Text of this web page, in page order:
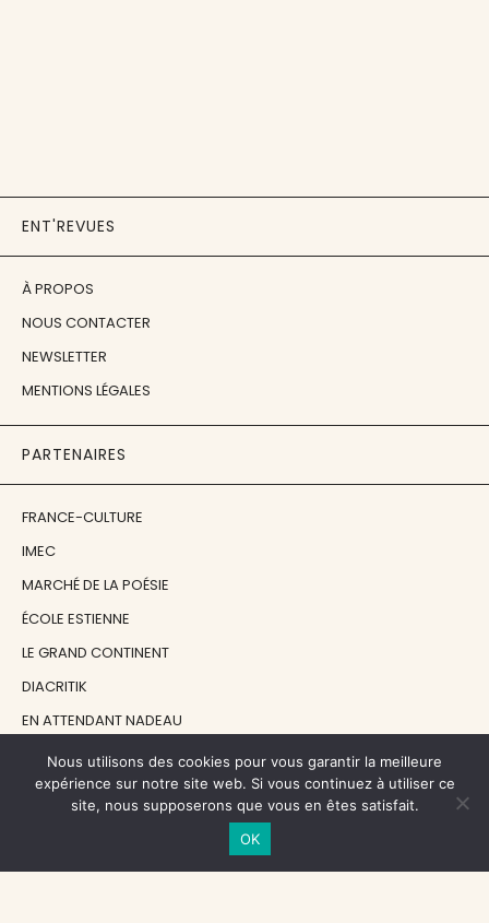
ENT'REVUES
À PROPOS
NOUS CONTACTER
NEWSLETTER
MENTIONS LÉGALES
PARTENAIRES
FRANCE-CULTURE
IMEC
MARCHÉ DE LA POÉSIE
ÉCOLE ESTIENNE
LE GRAND CONTINENT
DIACRITIK
EN ATTENDANT NADEAU
NOS SOUTIENS
Nous utilisons des cookies pour vous garantir la meilleure
expérience sur notre site web. Si vous continuez à utiliser ce
site, nous supposerons que vous en êtes satisfait.
OK